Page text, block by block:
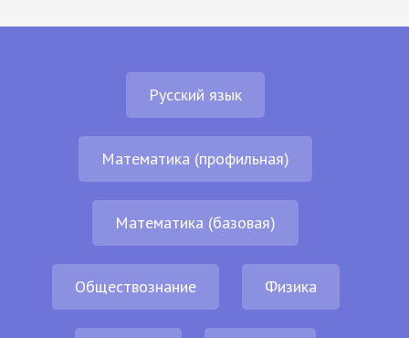
Русский язык
Математика (профильная)
Математика (базовая)
Обществознание Физика